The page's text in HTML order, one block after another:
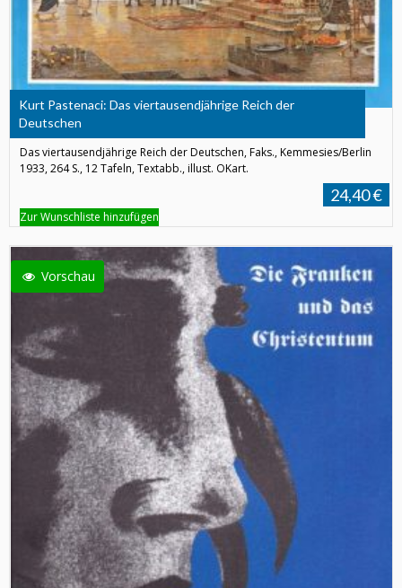
Kurt Pastenaci: Das viertausendjährige Reich der
Deutschen
Das viertausendjährige Reich der Deutschen, Faks., Kemmesies/Berlin
1933, 264 S., 12 Tafeln, Textabb., illust. OKart.
24,40 €
Zur Wunschliste hinzufügen
Vorschau